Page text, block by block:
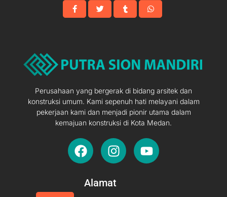
Perusahaan yang bergerak di bidang arsitek dan
konstruksi umum. Kami sepenuh hati melayani dalam
pekerjaan kami dan menjadi pionir utama dalam
kemajuan konstruksi di Kota Medan.
F
a
e
I
n
t
Y
o
Alamat